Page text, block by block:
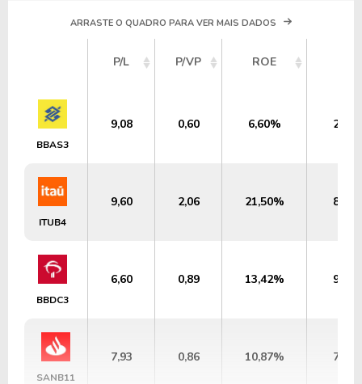
ARRASTE O QUADRO PARA VER MAIS DADOS
P/L P/VP ROE
BBAS3
9,08 0,60 6,60%
ITUB4
9,60 2,06 21,50%
BBDC3
6,60 0,89 13,42%
SANB11
7,93 0,86 10,87%